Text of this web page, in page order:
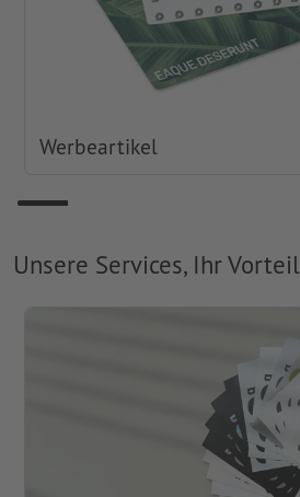
Werbeartikel
Unsere Services, Ihr Vorteil